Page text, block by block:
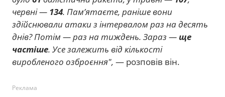
червні — 134. Памʼятаєте, раніше вони
здійснювали атаки з інтервалом раз на десять
днів? Потім — раз на тиждень. Зараз — ще
частіше. Усе залежить від кількості
виробленого озброєння", — розповів він.
Реклама